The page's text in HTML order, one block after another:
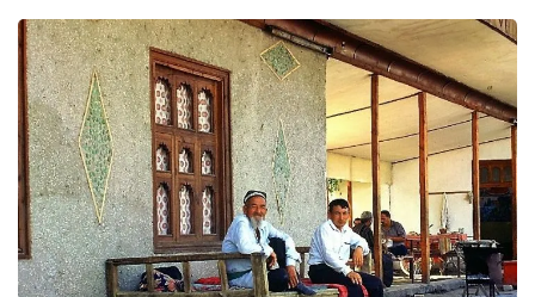
tabblad excursies en kies zelf de excursies uit die
u het meest aanspreken.
In een aantal plaatsen is het mogelijk om te
kiezen voor eencomfortabeler hotel
dan het
standaard hotel. Onder het tabblad hotels kunt u
zien waar dat mogelijk is en wat de meerkosten
bedragen. Zo kunt u zelf de reis helemaal naar uw
eigen wens samenstellen.